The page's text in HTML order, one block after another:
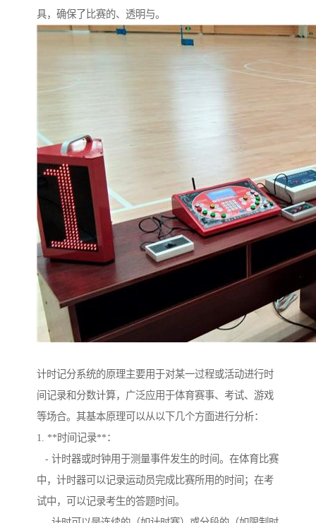
具，确保了比赛的、透明与。
计时记分系统的原理主要用于对某一过程或活动进行时
间记录和分数计算，广泛应用于体育赛事、考试、游戏
等场合。其基本原理可以从以下几个方面进行分析：
1. **时间记录**：
- 计时器或时钟用于测量事件发生的时间。在体育比赛
中，计时器可以记录运动员完成比赛所用的时间；在考
试中，可以记录考生的答题时间。